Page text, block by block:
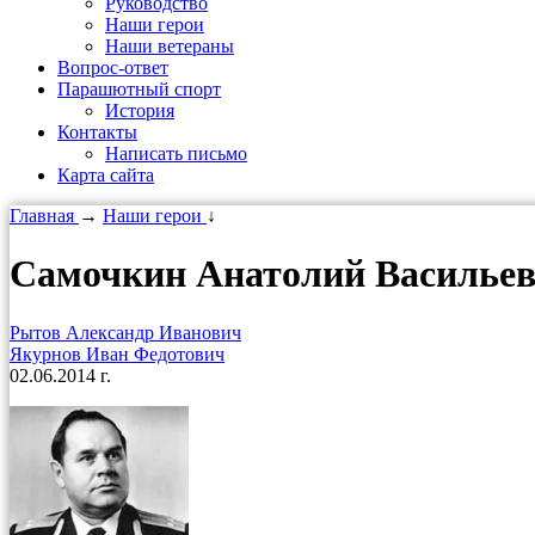
Наши герои
Наши ветераны
Вопрос-ответ
Парашютный спорт
История
Контакты
Написать письмо
Карта сайта
Главная → Наши герои ↓
Самочкин Анатолий
Рытов Александр Иванович
Якурнов Иван Федотович
02.06.2014 г.